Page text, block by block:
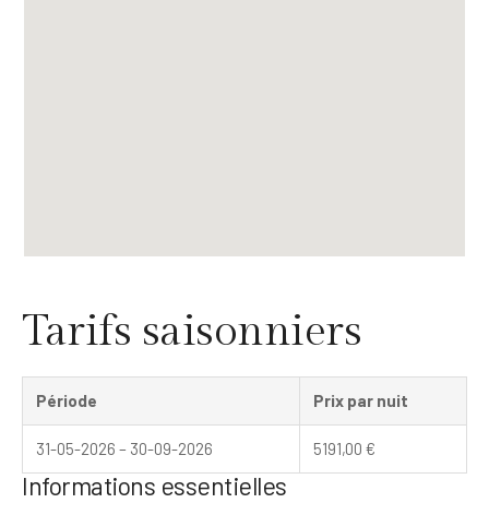
Tarifs saisonniers
Période Prix par nuit
31-05-2026 – 30-09-2026 5191,00 €
Informations essentielles